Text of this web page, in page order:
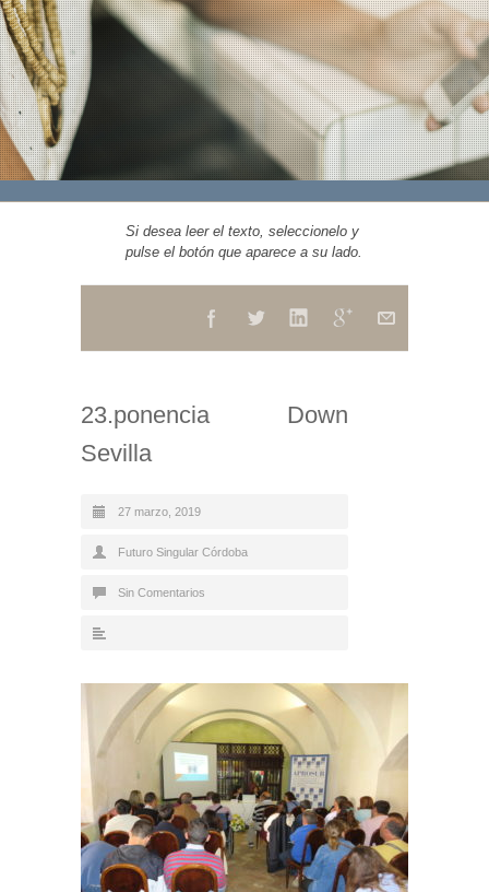
Si desea leer el texto, seleccionelo y
pulse el botón que aparece a su lado.
23.ponencia Down
Sevilla
27 marzo, 2019
Futuro Singular Córdoba
Sin Comentarios